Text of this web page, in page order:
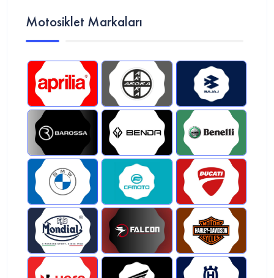
Motosiklet Markaları